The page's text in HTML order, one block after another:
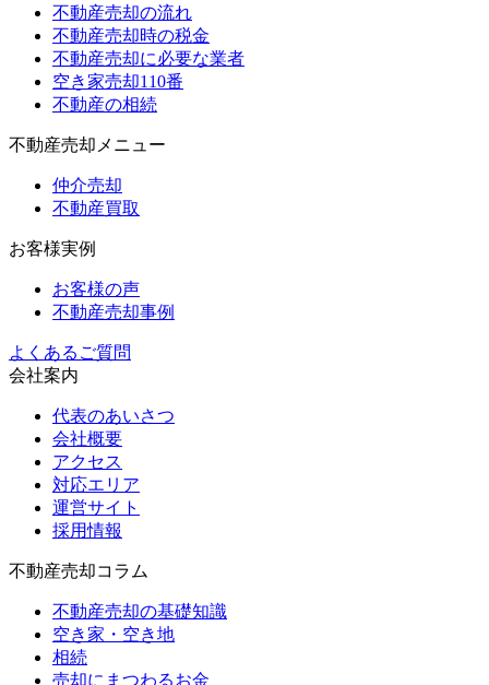
不動産売却の流れ
不動産売却時の税金
不動産売却に必要な業者
空き家売却110番
不動産の相続
不動産売却メニュー
仲介売却
不動産買取
お客様実例
お客様の声
不動産売却事例
よくあるご質問
会社案内
代表のあいさつ
会社概要
アクセス
対応エリア
運営サイト
採用情報
不動産売却コラム
不動産売却の基礎知識
空き家・空き地
相続
売却にまつわるお金